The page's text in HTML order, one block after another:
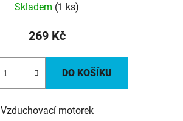
Skladem (1 ks)
269 Kč
DO KOŠÍKU
Vzduchovací motorek